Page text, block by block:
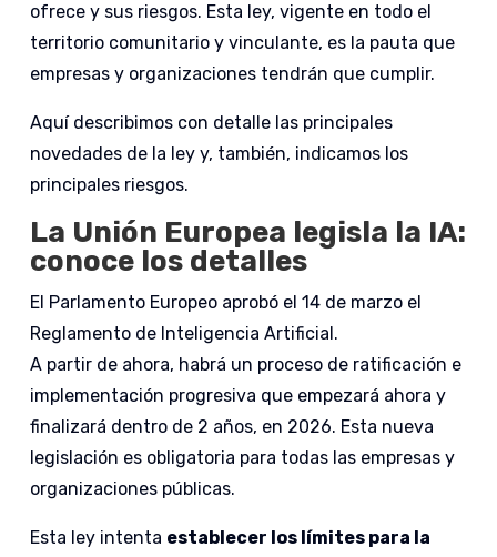
ofrece y sus riesgos. Esta ley, vigente en todo el
territorio comunitario y vinculante, es la pauta que
empresas y organizaciones tendrán que cumplir.
Aquí describimos con detalle las principales
novedades de la ley y, también, indicamos los
principales riesgos.
La Unión Europea legisla la IA:
conoce los detalles
El Parlamento Europeo aprobó el 14 de marzo el
Reglamento de Inteligencia Artificial.
A partir de ahora, habrá un proceso de ratificación e
implementación progresiva que empezará ahora y
finalizará dentro de 2 años, en 2026. Esta nueva
legislación es obligatoria para todas las empresas y
organizaciones públicas.
Esta ley intenta establecer los límites para la